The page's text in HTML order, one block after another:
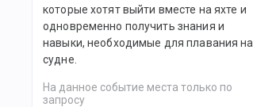
которые хотят выйти вместе на яхте и
одновременно получить знания и
навыки, необходимые для плавания на
судне.
На данное событие места только по
запросу